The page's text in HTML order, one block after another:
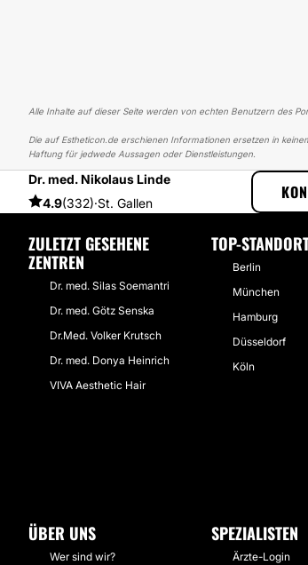
Alle Inhalte auf dieser Seite werden von echten Benutzern des
Die auf Estheticon.de erschienen Informationen ersetzen in
Haftung für jedwede Aussagen oder Dienstleistungen.
Dr. med. Nikolaus Linde
4.9(332)·St. Gallen
ESTHETICON ERFAHRUNGSBERICHTE
ZULETZT GESEHENE
ZENTREN
Dr. med. Silas Soemantri
Dr. med. Götz Senska
Dr.Med. Volker Krutsch
Dr. med. Donya Heinrich
VIVA Aesthetic Hair
TOP-
Berlin
München
Hamburg
Düsseldorf
Köln
ÜBER UNS
Wer sind wir?
SPEZIALISTEN
Ärzte-Login